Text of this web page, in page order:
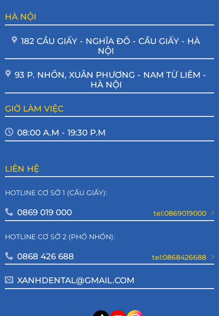
HÀ NỘI
182 CẦU GIẤY - NGHĨA ĐÔ - CẦU GIẤY - HÀ
NỘI
93 P. NHỔN, XUÂN PHƯƠNG - NAM TỪ LIÊM -
HÀ NỘI
GIỜ LÀM VIỆC
08:00 A.M - 19:30 P.M
LIÊN HỆ
HOTLINE CƠ SỞ 1 (CẦU GIẤY):
0869 019 000 tel:0869019000
HOTLINE CƠ SỞ 2 (PHỐ NHỔN):
0868 426 688 tel:0868426688
XANHDENTAL@GMAIL.COM